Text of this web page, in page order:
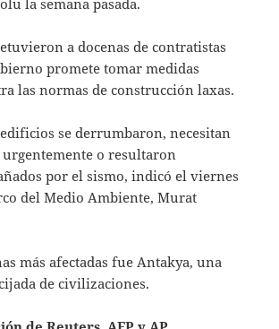
la semana pasada.
a docenas de contratistas
promete tomar medidas
las normas de construcción laxas.
se derrumbaron, necesitan
o resultaron
por el sismo, indicó el viernes
del Medio Ambiente, Murat
más afectadas fue Antakya, una
de civilizaciones.